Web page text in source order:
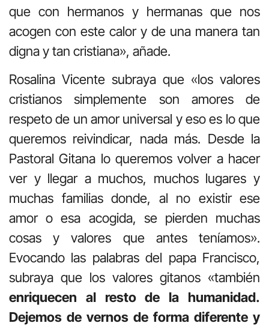
que con hermanos y hermanas que nos
acogen con este calor y de una manera tan
digna y tan cristiana», añade.
Rosalina Vicente subraya que «los valores
cristianos simplemente son amores de
respeto de un amor universal y eso es lo que
queremos reivindicar, nada más. Desde la
Pastoral Gitana lo queremos volver a hacer
ver y llegar a muchos, muchos lugares y
muchas familias donde, al no existir ese
amor o esa acogida, se pierden muchas
cosas y valores que antes teníamos».
Evocando las palabras del papa Francisco,
subraya que los valores gitanos «también
enriquecen al resto de la humanidad.
Dejemos de vernos de forma diferente y